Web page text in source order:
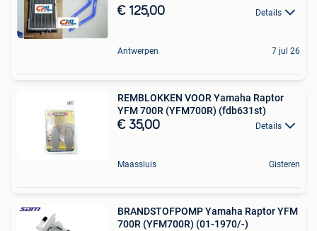
€ 125,00 Details
Antwerpen 7 jul 26
REMBLOKKEN VOOR Yamaha Raptor
YFM 700R (YFM700R) (fdb631st)
€ 35,00 Details
Maassluis Gisteren
BRANDSTOFPOMP Yamaha Raptor YFM
700R (YFM700R) (01-1970/-)